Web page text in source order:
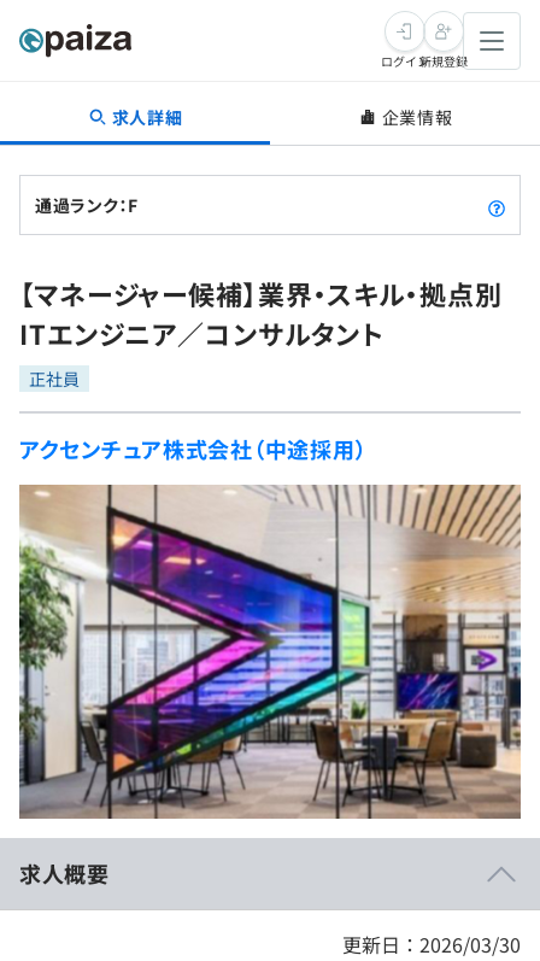
転職・キャリア
転職成功ガイド
転職エージェント
インタビュー
転職成功ガイド
新卒就活
求人検索
本選考
インターン
新卒エージェント
イベント・セミナー
インタビュー
就活成功ガイド
学習
問題集
ナレッジ
リファレンス
プラン
個人向けプラン
法人向けプラン
契約内容・クーポン
プログラミング言語
評価結果一覧
再チャレンジ結果一覧
ゲーム・マンガ
Tech Team Journal
paiza times
note
paizaとは？
ログイン新規登録
求人詳細 企業情報
通過ランク：F
【マネージャー候補】業界・スキル・拠点別
ITエンジニア／コンサルタント
正社員
アクセンチュア株式会社（中途採用）
求人概要
更新日：2026/03/30